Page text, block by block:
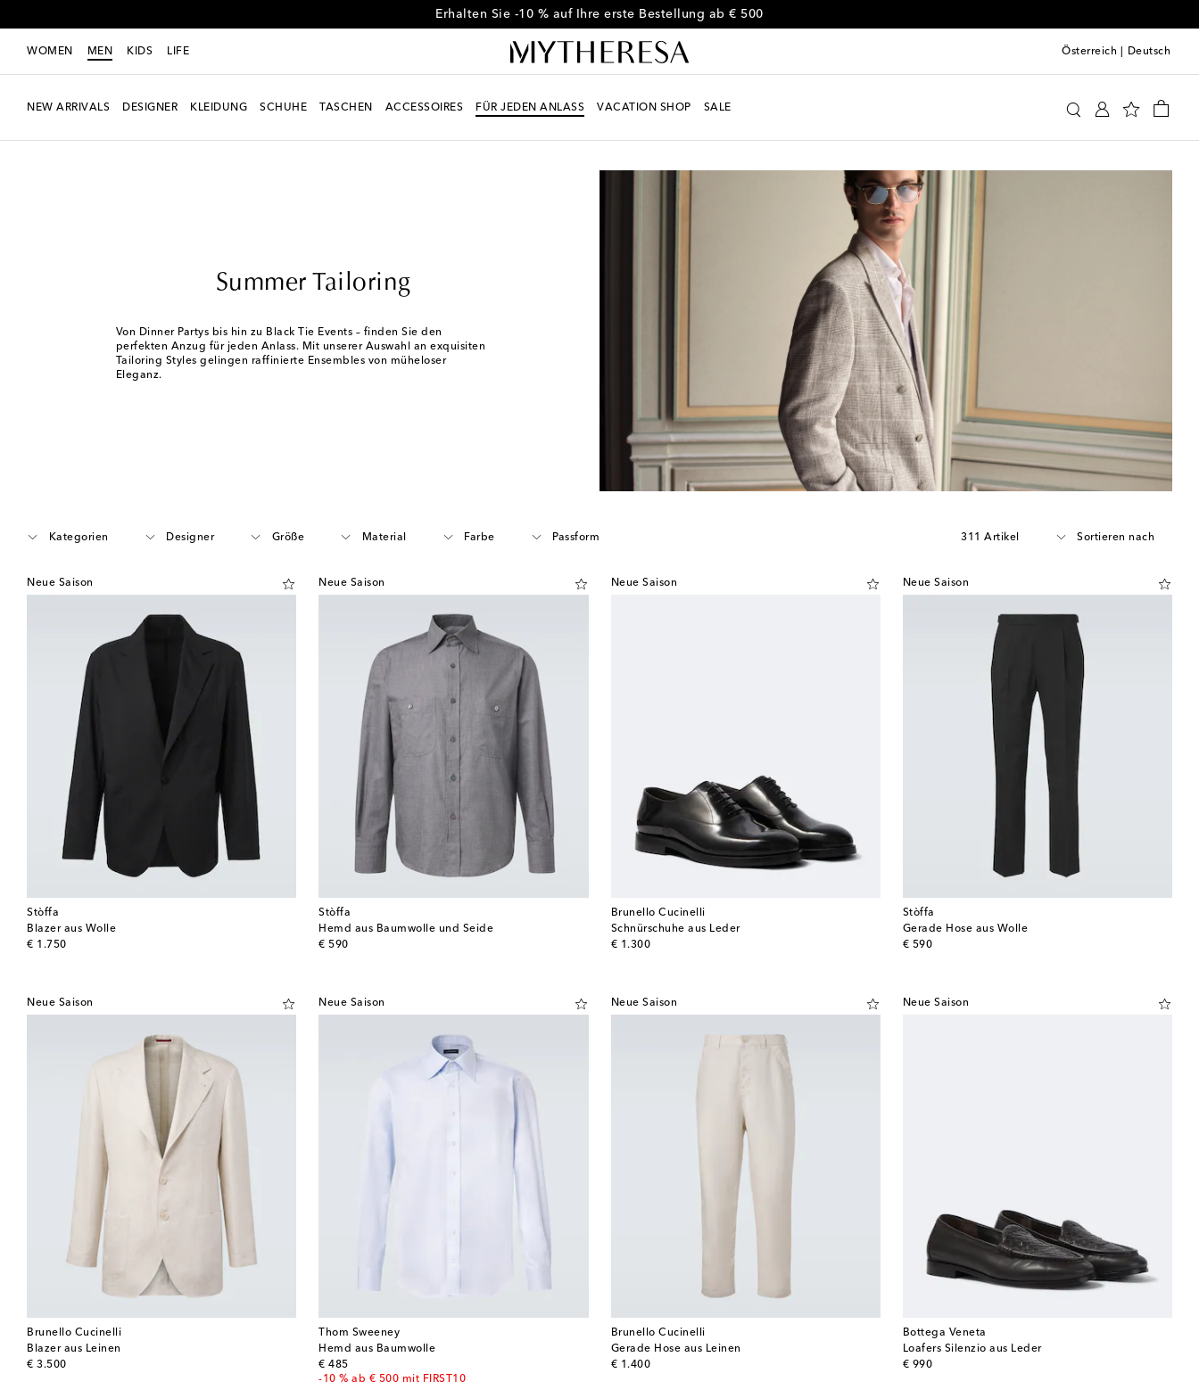
Erhalten Sie -10 % auf Ihre erste Bestellung ab € 500
WOMEN MEN KIDS LIFE Österreich Deutsch
NEW ARRIVALS DESIGNER KLEIDUNG SCHUHE TASCHEN ACCESSOIRES FÜR JEDEN ANLASS VACATION SHOP SALE
Summer Tailoring
Von Dinner Partys bis hin zu Black Tie Events – finden Sie den
perfekten Anzug für jeden Anlass. Mit unserer Auswahl an exquisiten
Tailoring Styles gelingen raffinierte Ensembles von müheloser
Eleganz.
Kategorien Designer Größe Material Farbe Passform 311 Artikel Sortieren nach
Neue Saison
Stòffa
Blazer aus Wolle
€ 1.750
original price
Neue Saison
Stòffa
Hemd aus Baumwolle und Seide
€ 590
original price
Neue Saison
Brunello Cucinelli
Schnürschuhe aus Leder
€ 1.300
original price
Neue Saison
Stòffa
Gerade Hose aus Wolle
€ 590
original price
Neue Saison
Brunello Cucinelli
Blazer aus Leinen
€ 3.500
original price
Neue Saison
Thom Sweeney
Hemd aus Baumwolle
€ 485
original price
-10 % ab € 500 mit FIRST10
Neue Saison
Brunello Cucinelli
Gerade Hose aus Leinen
€ 1.400
original price
Neue Saison
Bottega Veneta
Loafers Silenzio aus Leder
€ 990
original price